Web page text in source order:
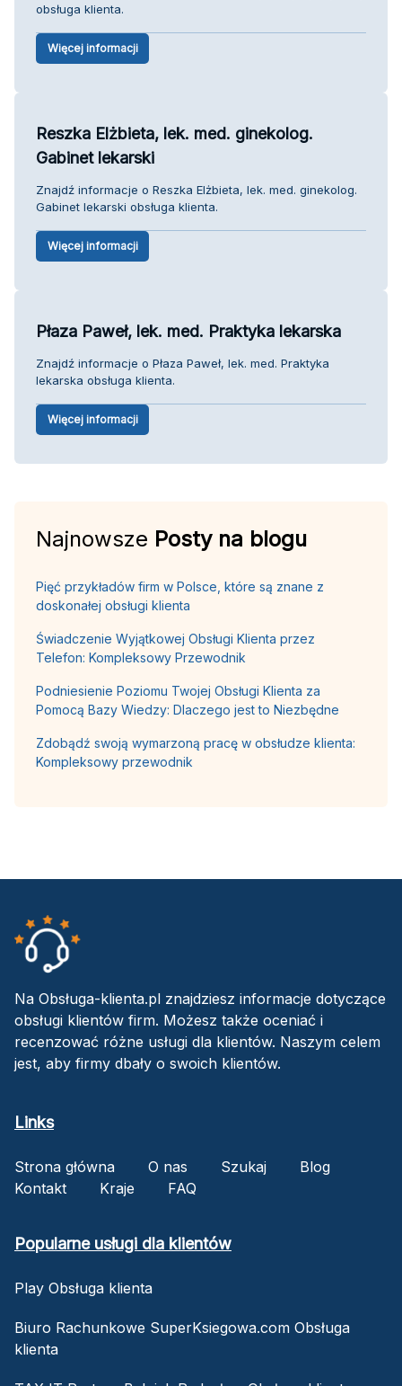
obsługa klienta.
Więcej informacji
Reszka Elżbieta, lek. med. ginekolog.
Gabinet lekarski
Znajdź informacje o Reszka Elżbieta, lek. med. ginekolog.
Gabinet lekarski obsługa klienta.
Więcej informacji
Płaza Paweł, lek. med. Praktyka lekarska
Znajdź informacje o Płaza Paweł, lek. med. Praktyka
lekarska obsługa klienta.
Więcej informacji
Najnowsze Posty na blogu
Pięć przykładów firm w Polsce, które są znane z
doskonałej obsługi klienta
Świadczenie Wyjątkowej Obsługi Klienta przez
Telefon: Kompleksowy Przewodnik
Podniesienie Poziomu Twojej Obsługi Klienta za
Pomocą Bazy Wiedzy: Dlaczego jest to Niezbędne
Zdobądź swoją wymarzoną pracę w obsłudze klienta:
Kompleksowy przewodnik
Na Obsługa-klienta.pl znajdziesz informacje dotyczące
obsługi klientów firm. Możesz także oceniać i
recenzować różne usługi dla klientów. Naszym celem
jest, aby firmy dbały o swoich klientów.
Links
Strona główna O nas Szukaj
Blog
Kontakt
Kraje FAQ
Popularne usługi dla klientów
Play Obsługa klienta
Biuro Rachunkowe SuperKsiegowa.com Obsługa
klienta